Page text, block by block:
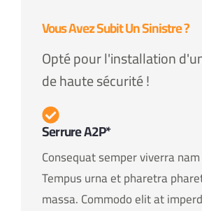
Vous Avez Subit Un Sinistre ?
Opté pour l'installation
de haute sécurité !
Serrure A2P*
Consequat semper viverra
Tempus urna et pharetra
massa. Commodo elit at